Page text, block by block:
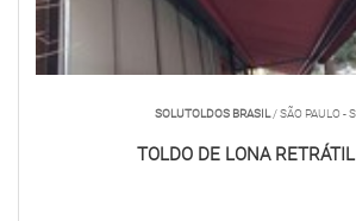
SOLUTOLDOS BRASIL/ SÃO PAULO -
TOLDO DE LONA